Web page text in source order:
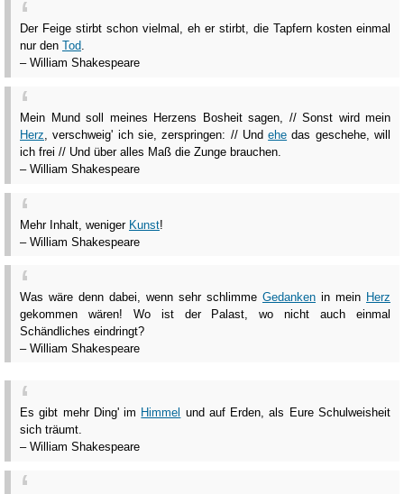
Der Feige stirbt schon vielmal, eh er stirbt, die Tapfern kosten einmal
nur den Tod.
– William Shakespeare
Mein Mund soll meines Herzens Bosheit sagen, // Sonst wird mein
Herz, verschweig' ich sie, zerspringen: // Undehe das geschehe, will
ich frei // Und über alles Maß die Zunge brauchen.
– William Shakespeare
Mehr Inhalt, weniger Kunst!
– William Shakespeare
Was wäre denn dabei, wenn sehr schlimme Gedanken in mein Herz
gekommen wären! Wo ist der Palast, wo nicht auch einmal
Schändliches eindringt?
– William Shakespeare
Es gibt mehr Ding' im Himmel und auf Erden, als Eure Schulweisheit
sich träumt.
– William Shakespeare